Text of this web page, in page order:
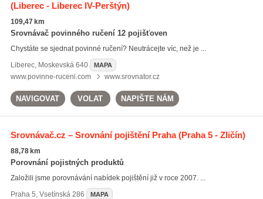
(Liberec - Liberec IV-Perštýn)
109,47 km
Srovnávač povinného ručení 12 pojišťoven
Chystáte se sjednat povinné ručení? Neutrácejte víc, než je ...
Liberec, Moskevská 640 MAPA
www.povinne-ruceni.com www.srovnator.cz
NAVIGOVAT VOLAT NAPIŠTE NÁM
Srovnávač.cz – Srovnání pojištění Praha(Praha 5 - Zličín)
88,78 km
Porovnání pojistných produktů
Založili jsme porovnávání nabídek pojištění již v roce 2007. ...
Praha 5, Vsetínská 286 MAPA